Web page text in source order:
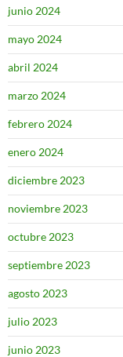
junio 2024
mayo 2024
abril 2024
marzo 2024
febrero 2024
enero 2024
diciembre 2023
noviembre 2023
octubre 2023
septiembre 2023
agosto 2023
julio 2023
junio 2023